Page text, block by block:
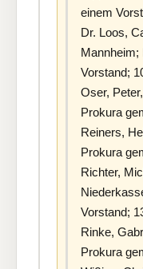
einem
Dr. Loos,
Mannheim;
Vorstand;
Oser,
Prokura
Reiners,
Prokura
Richter,
Vorstand;
Rinke,
Prokura